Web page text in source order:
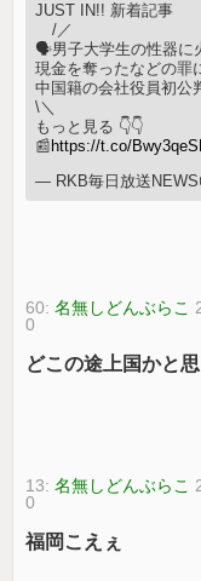
JUST IN!! 新着記事
⠀ /
🗣男子大学生の性器に
現金を奪ったなどの罪
中国籍の会社役員初
\＼
もっと見る 👇👇
📰 https://t.co/
— RKB毎日放送
60:名無しどんぶらこ
0
どこの途上国かと
13:名無しどんぶらこ
0
福岡こえぇ